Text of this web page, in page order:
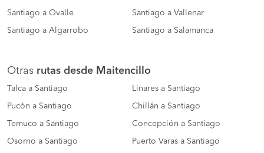
Santiago a Ovalle Santiago a Vallenar
Santiago a Algarrobo Santiago a Salamanca
Otras rutas desde Maitencillo
Talca a Santiago Linares a Santiago
Pucón a Santiago Chillán a Santiago
Temuco a Santiago Concepción a Santiago
Osorno a Santiago Puerto Varas a Santiago